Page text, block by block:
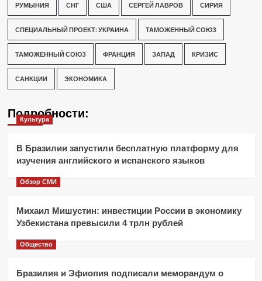
РУМЫНИЯ СНГ США СЕРГЕЙ ЛАВРОВ СИРИЯ
СПЕЦИАЛЬНЫЙ ПРОЕКТ: УКРАИНА ТАМОЖЕННЫЙ СОЮЗ
ТАМОЖЕННЫЙ СОЮЗ ФРАНЦИЯ ЗАПАД КРИЗИС
САНКЦИИ ЭКОНОМИКА
Подробности:
Культура
В Бразилии запустили бесплатную платформу для
изучения английского и испанского языков
Обзор СМИ
Михаил Мишустин: инвестиции России в экономику
Узбекистана превысили 4 трлн рублей
Общество
Бразилия и Эфиопия подписали меморандум о